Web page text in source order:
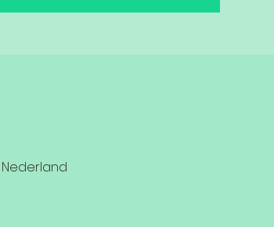
Nederland